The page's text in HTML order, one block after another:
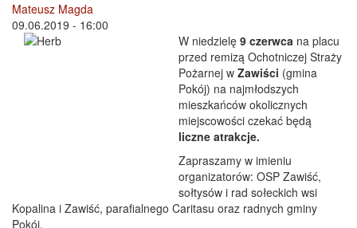
Mateusz Magda
09.06.2019 - 16:00
W niedzielę 9 czerwca na placu
przed remizą Ochotniczej Straży
Pożarnej w Zawiści (gmina
Pokój) na najmłodszych
mieszkańców okolicznych
miejscowości czekać będą
liczne atrakcje.
Zapraszamy w imieniu
organizatorów: OSP Zawiść,
sołtysów i rad sołeckich wsi
Kopalina i Zawiść, parafialnego Caritasu oraz radnych gminy
Pokój.